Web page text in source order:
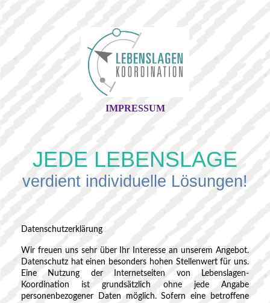
IMPRESSUM
JEDE LEBENSLAGE
verdient individuelle Lösungen!
Datenschutzerklärung
Wir freuen uns sehr über Ihr Interesse an unserem Angebot.
Datenschutz hat einen besonders hohen Stellenwert für uns.
Eine Nutzung der Internetseiten von Lebenslagen-
Koordination ist grundsätzlich ohne jede Angabe
personenbezogener Daten möglich. Sofern eine betroffene